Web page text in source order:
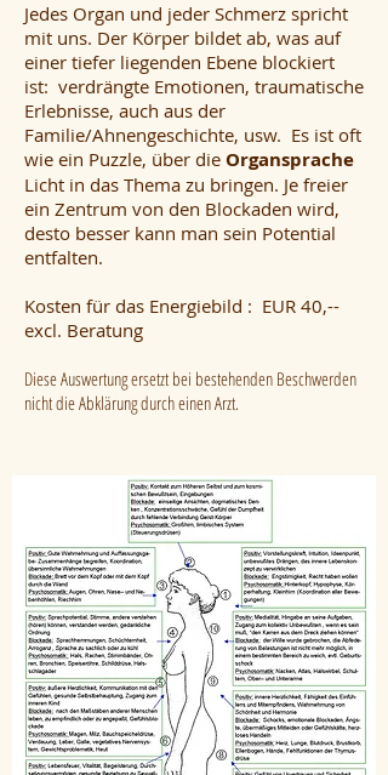
Jedes Organ und jeder Schmerz spricht
mit uns. Der Körper bildet ab, was auf
einer tiefer liegenden Ebene blockiert
ist: verdrängte Emotionen, traumatische
Erlebnisse, auch aus der
Familie/Ahnengeschichte, usw. Es ist oft
wie ein Puzzle, über die Organsprache
Licht in das Thema zu bringen. Je freier
ein Zentrum von den Blockaden wird,
desto besser kann man sein Potential
entfalten.
Kosten für das Energiebild : EUR 40,--
excl. Beratung
Diese Auswertung ersetzt bei bestehenden Beschwerden
nicht die Abklärung durch einen Arzt.